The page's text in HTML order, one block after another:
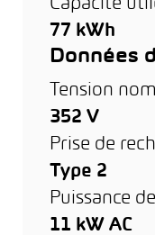
Capacité
77 kWh
Données
Tension
352 V
Prise de
Type 2
Puissance
11 kW AC